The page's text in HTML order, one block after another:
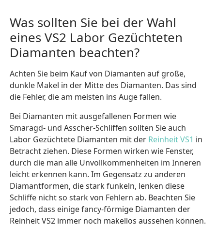
Was sollten Sie bei der Wahl
eines VS2 Labor Gezüchteten
Diamanten beachten?
Achten Sie beim Kauf von Diamanten auf große,
dunkle Makel in der Mitte des Diamanten. Das sind
die Fehler, die am meisten ins Auge fallen.
Bei Diamanten mit ausgefallenen Formen wie
Smaragd- und Asscher-Schliffen sollten Sie auch
Labor Gezüchtete Diamanten mit der Reinheit VS1 in
Betracht ziehen. Diese Formen wirken wie Fenster,
durch die man alle Unvollkommenheiten im Inneren
leicht erkennen kann. Im Gegensatz zu anderen
Diamantformen, die stark funkeln, lenken diese
Schliffe nicht so stark von Fehlern ab. Beachten Sie
jedoch, dass einige fancy-förmige Diamanten der
Reinheit VS2 immer noch makellos aussehen können.